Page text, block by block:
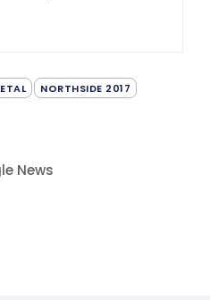
NORTHSIDE 2017
News